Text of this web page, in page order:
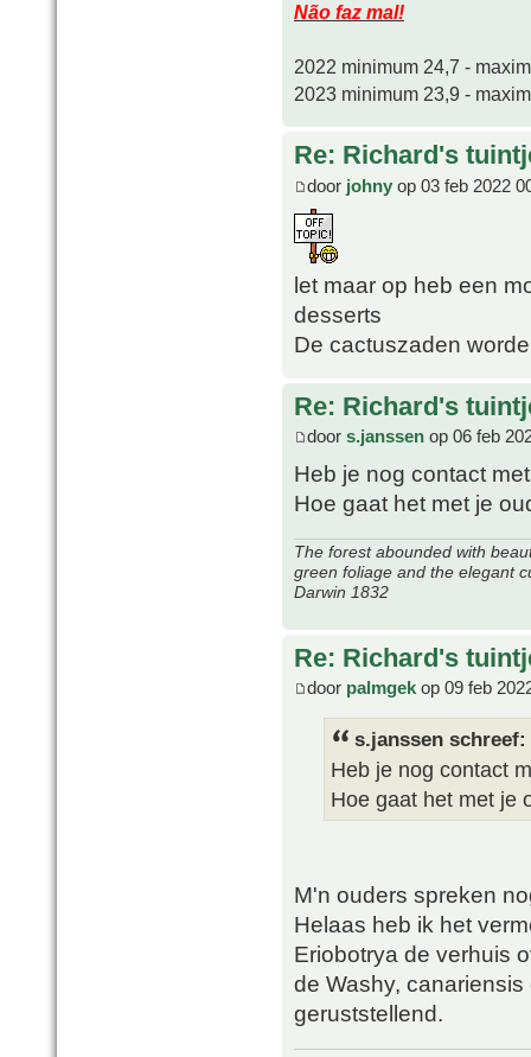
Não faz mal!
2022 minimum 24,7 -
2023 minimum 23,9 -
Re: Richard's
door johny op 03 feb 2022
let maar op heb een
desserts
De cactuszaden
Re: Richard's
door s.janssen op 06 feb
Heb je nog contact
Hoe gaat het met je
The forest abounded with
green foliage and the elegant
Darwin 1832
Re: Richard's
door palmgek op 09 feb
s.janssen schreef:
Heb je nog contact
Hoe gaat het met je
M'n ouders spreken
Helaas heb ik het
Eriobotrya de verhuis
de Washy,
geruststellend.